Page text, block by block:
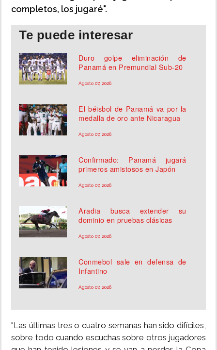
completos, los jugaré".
Te puede interesar
Duro golpe eliminación de
Panamá en Premundial Sub-20
Agosto 07, 2026
El béisbol de Panamá va por la
medalla de oro ante Nicaragua
Agosto 07, 2026
Confirmado: Panamá jugará
primeros amistosos en Japón
Agosto 07, 2026
Aradia busca extender su
dominio en pruebas clásicas
Agosto 07, 2026
Conmebol sale en defensa de
Infantino
Agosto 07, 2026
"Las últimas tres o cuatro semanas han sido difíciles,
sobre todo cuando escuchas sobre otros jugadores